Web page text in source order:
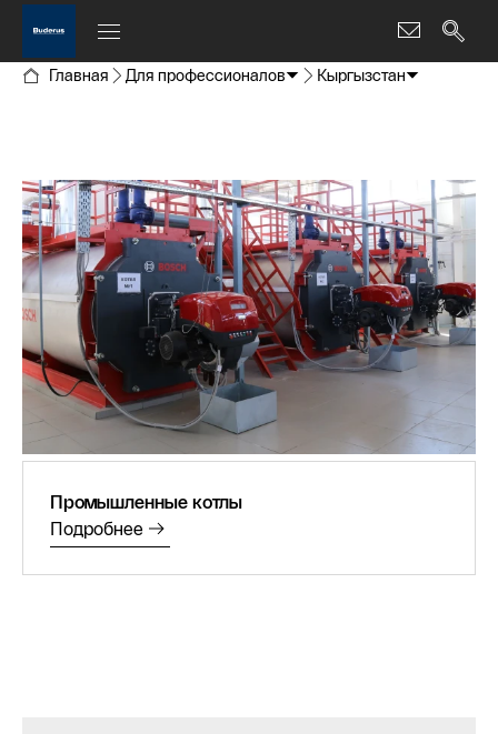
Главная Для профессионалов Кыргызстан
Промышленные котлы
Подробнее